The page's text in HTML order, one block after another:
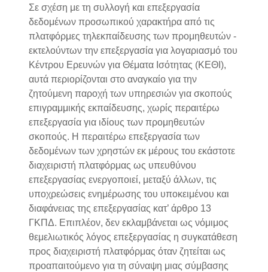
Σε σχέση με τη συλλογή και επεξεργασία
δεδομένων προσωπικού χαρακτήρα από τις
πλατφόρμες τηλεκπαίδευσης των προμηθευτών -
εκτελούντων την επεξεργασία για λογαριασμό του
Κέντρου Ερευνών για Θέματα Ισότητας (ΚΕΘΙ),
αυτά περιορίζονται στο αναγκαίο για την
ζητούμενη παροχή των υπηρεσιών για σκοπούς
επιγραμμικής εκπαίδευσης, χωρίς περαιτέρω
επεξεργασία για ιδίους των προμηθευτών
σκοπούς. Η περαιτέρω επεξεργασία των
δεδομένων των χρηστών εκ μέρους του εκάστοτε
διαχειριστή πλατφόρμας ως υπευθύνου
επεξεργασίας ενεργοποιεί, μεταξύ άλλων, τις
υποχρεώσεις ενημέρωσης του υποκειμένου και
διαφάνειας της επεξεργασίας κατ’ άρθρο 13
ΓΚΠΔ. Επιπλέον, δεν εκλαμβάνεται ως νόμιμος
θεμελιωτικός λόγος επεξεργασίας η συγκατάθεση
προς διαχειριστή πλατφόρμας όταν ζητείται ως
προαπαιτούμενο για τη σύναψη μιας σύμβασης